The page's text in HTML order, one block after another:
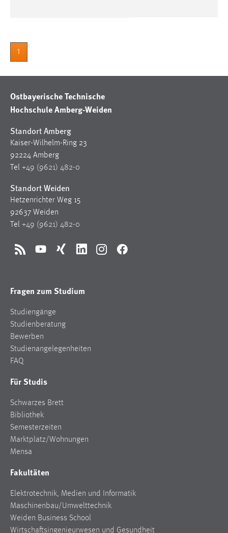
1
Ostbayerische Technische
Hochschule Amberg-Weiden
Standort Amberg
Kaiser-Wilhelm-Ring 23
92224 Amberg
Tel +49 (9621) 482-0
Standort Weiden
Hetzenrichter Weg 15
92637 Weiden
Tel +49 (9621) 482-0
RSS YouTubeXing LinkedInInstagramFacebook
Fragen zum Studium
Studiengänge
Studienberatung
Bewerben
Studienangelegenheiten
FAQ
Für Studis
Schwarzes Brett
Bibliothek
Semesterzeiten
Marktplatz/Wohnungen
Mensa
Fakultäten
Elektrotechnik, Medien und Informatik
Maschinenbau/Umwelttechnik
Weiden Business School
Wirtschaftsingenieurwesen und Gesundheit
Dieser Cookie ist notwendig um sich an der Website
einloggen zu können.
Cookie Laufzeit:
24 Stunden
Statistik Cookies erfassen Informationen anonym.
Diese Informationen helfen uns zu verstehen, wie
unsere Besucher unsere Website nutzen.
Matomo
Zweck:
Cookie Laufzeit:
Max. 13 Monate
MARKETING
verwendet, um personalisierte Werbung anzuzeigen.
Sie tun dies, indem sie Besucher über Websites
hinweg verfolgen.
Name:
Anbieter:
Google Ireland Limited